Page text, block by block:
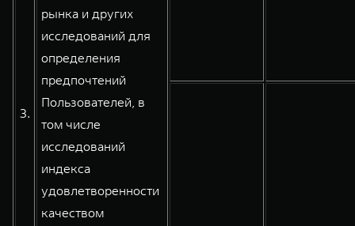
3.
рынка и других
исследований для
определения
предпочтений
Пользователей, в
том числе
исследований
индекса
удовлетворенности
качеством